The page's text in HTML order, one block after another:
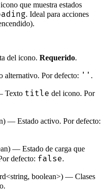
que muestra estados
. Ideal para acciones
del icono. Requerido.
Por defecto: '' .
Texto title del icono. Por
— Estado activo. Por defecto:
— Estado de carga que
defecto: false.
boolean>) — Clases